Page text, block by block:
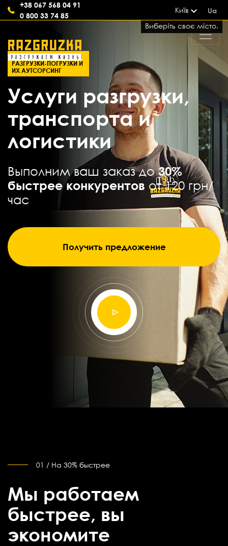
+38 067 568 04 91
0 800 33 74 85
Київ Ua
СОВРЕМЕННЫЕ УСЛУГИ
РАЗГРУЗКИ-ПОГРУЗКИ И
ИХ АУТСОРСИНГ
Услуги разгрузки,
транспорта и
логистики
Выполним ваш заказ до30%
быстрее конкурентов от 120 грн/
час
Получить предложение
01 / На 30% быстрее
Мы работаем
быстрее, вы
экономите
Виберіть своє місто.